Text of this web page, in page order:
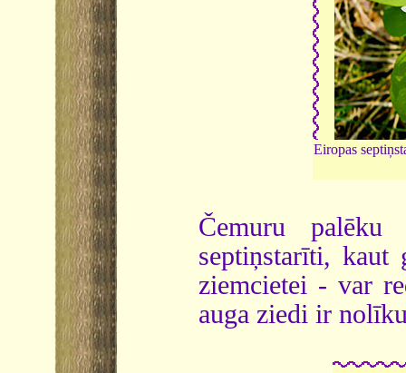
Eiropas
Čemuru
septiņstarīti,
ziemcietei - var
auga ziedi ir